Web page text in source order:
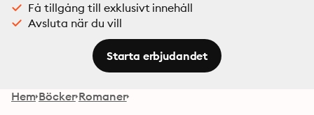
Få tillgång till exklusivt innehåll
Avsluta när du vill
Starta erbjudandet
Hem Böcker Romaner